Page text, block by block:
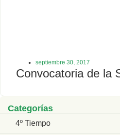
septiembre 30, 2017
Convocatoria de la
Categorías
4º Tiempo